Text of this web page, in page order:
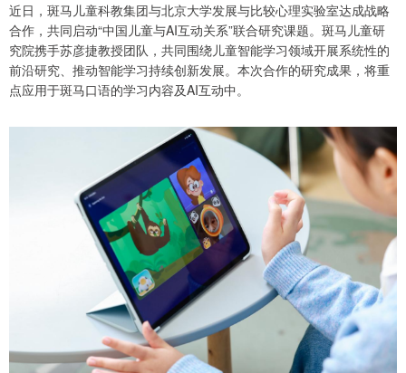
近日，斑马儿童科教集团与北京大学发展与比较心理实验室达成战略
合作，共同启动“中国儿童与AI互动关系”联合研究课题。斑马儿童研
究院携手苏彦捷教授团队，共同围绕儿童智能学习领域开展系统性的
前沿研究、推动智能学习持续创新发展。本次合作的研究成果，将重
点应用于斑马口语的学习内容及AI互动中。